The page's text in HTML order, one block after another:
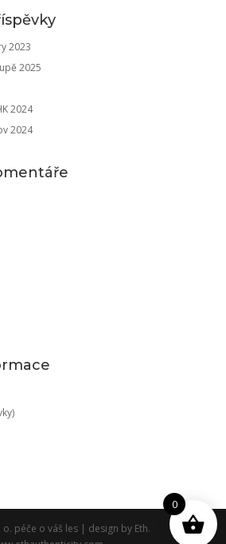
2023
2025
2024
2024
o. péče o váš les | design by Eth.
0